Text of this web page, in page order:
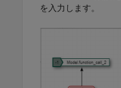
を入力します。